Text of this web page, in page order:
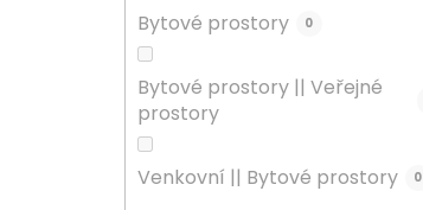
Bytové prostory 0
Bytové prostory || Veřejné
prostory
Venkovní || Bytové prostory 0